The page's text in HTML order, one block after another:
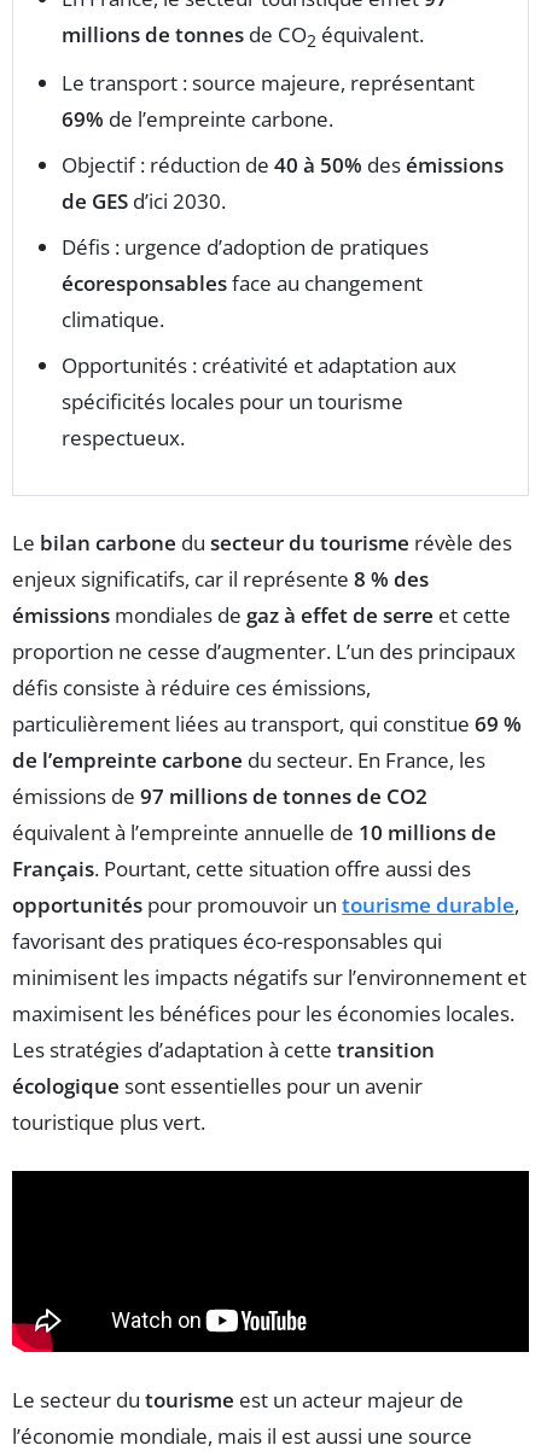
millions de tonnes de CO2 équivalent.
Le transport : source majeure, représentant
69% de l’empreinte carbone.
Objectif : réduction de 40 à 50% desémissions
de GES d’ici 2030.
Défis : urgence d’adoption de pratiques
écoresponsablesface au changement
climatique.
Opportunités : créativité et adaptation aux
spécificités locales pour un tourisme
respectueux.
Le bilan carbone du secteur du tourisme révèle des
enjeux significatifs, car il représente 8 % des
émissions mondiales de gaz à effet de serre et cette
proportion ne cesse d’augmenter. L’un des principaux
défis consiste à réduire ces émissions,
particulièrement liées au transport, qui constitue 69 %
de l’empreinte carbone du secteur. En France, les
émissions de 97 millions de tonnes de CO2
équivalent à l’empreinte annuelle de 10 millions de
Français. Pourtant, cette situation offre aussi des
opportunités pour promouvoir un tourisme durable,
favorisant des pratiques éco-responsables qui
minimisent les impacts négatifs sur l’environnement et
maximisent les bénéfices pour les économies locales.
Les stratégies d’adaptation à cette transition
écologique sont essentielles pour un avenir
touristique plus vert.
Le secteur du tourisme est un acteur majeur de
l’économie mondiale, mais il est aussi une source